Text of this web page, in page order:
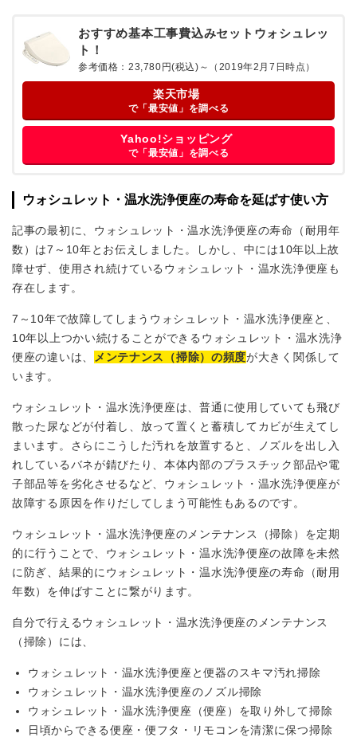
おすすめ基本工事費込みセットウォシュレッ
ト！
参考価格：23,780円(税込)～（2019年2月7日時点）
楽天市場
で「最安値」を調べる
Yahoo!ショッピング
で「最安値」を調べる
ウォシュレット・温水洗浄便座の寿命を延ばす使い方
記事の最初に、ウォシュレット・温水洗浄便座の寿命（耐用年
数）は7～10年とお伝えしました。しかし、中には10年以上故
障せず、使用され続けているウォシュレット・温水洗浄便座も
存在します。
7～10年で故障してしまうウォシュレット・温水洗浄便座と、
10年以上つかい続けることができるウォシュレット・温水洗浄
便座の違いは、
メンテナンス（掃除）の頻度が大きく関係して
います。
ウォシュレット・温水洗浄便座は、普通に使用していても飛び
散った尿などが付着し、放って置くと蓄積してカビが生えてし
まいます。さらにこうした汚れを放置すると、ノズルを出し入
れしているバネが錆びたり、本体内部のプラスチック部品や電
子部品等を劣化させるなど、ウォシュレット・温水洗浄便座が
故障する原因を作りだしてしまう可能性もあるのです。
ウォシュレット・温水洗浄便座のメンテナンス（掃除）を定期
的に行うことで、ウォシュレット・温水洗浄便座の故障を未然
に防ぎ、結果的にウォシュレット・温水洗浄便座の寿命（耐用
年数）を伸ばすことに繋がります。
自分で行えるウォシュレット・温水洗浄便座のメンテナンス
（掃除）には、
ウォシュレット・温水洗浄便座と便器のスキマ汚れ掃除
ウォシュレット・温水洗浄便座のノズル掃除
ウォシュレット・温水洗浄便座（便座）を取り外して掃除
日頃からできる便座・便フタ・リモコンを清潔に保つ掃除